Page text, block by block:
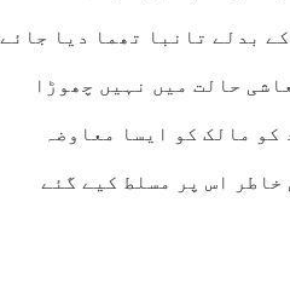
بدلے تانبا تھما دیا جائے
حالت میں نہیں چھوڑا
مالک کو ایسا معاوضہ
خاطر اس پر مسلط کیے گئے